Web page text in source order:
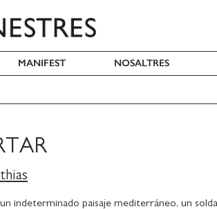
MANIFEST NOSALTRES
indeterminado paisaje mediterráneo, un